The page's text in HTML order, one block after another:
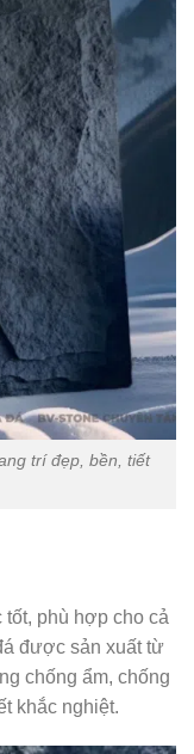
trí đẹp, bền, tiết
phù hợp cho cả
được sản xuất từ
chống ẩm, chống
khắc nghiệt.